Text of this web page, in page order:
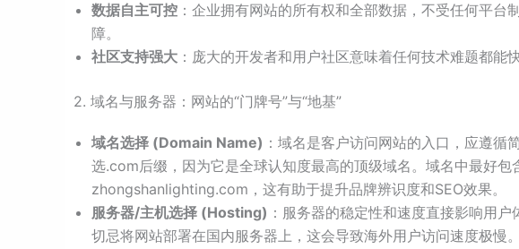
数据自主可控 ：企业拥有网站的所有权和全部数据，不受任何平
障。
社区支持强大 ：庞大的开发者和用户社区意味着任何技术难题都能
2. 域名与服务器：网站的“门牌号”与“地基”
域名选择 (Domain Name) ：域名是客户访问网站的入口，应遵
选.com后缀，因为它是全球认知度最高的顶级域名。域名中最好包
zhongshanlighting.com，这有助于提升品牌辨识度和SEO效果。
服务器/主机选择 (Hosting) ：服务器的稳定性和速度直接影响用
切忌将网站部署在国内服务器上，这会导致海外用户访问速度极慢